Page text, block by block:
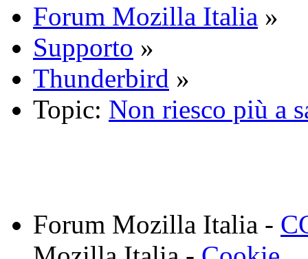
Forum Mozilla Italia »
Supporto »
Thunderbird »
Topic: Non riesco più a
Forum Mozilla Italia -